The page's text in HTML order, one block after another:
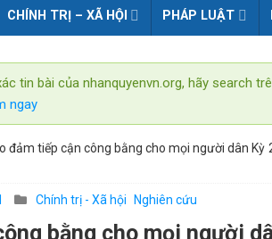
CHÍNH TRỊ – XÃ HỘI PHÁP LUẬT
tin bài của nhanquyenvn.org, hãy search
ngay
đảm tiếp cận công bằng cho mọi người dân
Chính trị - Xã hội Nghiên cứu
bằng cho mọi người